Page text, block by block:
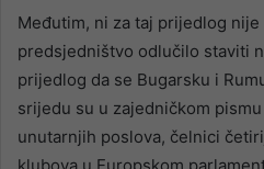
Međutim, ni za taj prijedlog
predsjedništvo odlučilo staviti
prijedlog da se Bugarsku i
srijedu su u zajedničkom
unutarnjih poslova, čelnici
klubova u Europskom